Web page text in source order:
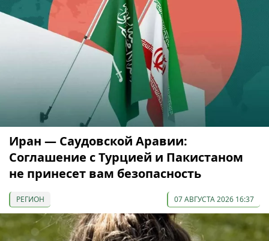
Иран — Саудовской Аравии:
Соглашение с Турцией и Пакистаном
не принесет вам безопасность
РЕГИОН 07 АВГУСТА 2026 16:37